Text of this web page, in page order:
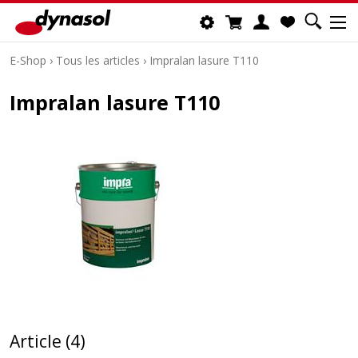
E-Shop › Tous les articles › Impralan lasure T110
Impralan lasure T110
Article (4)